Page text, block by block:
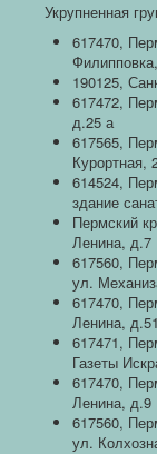
Укрупненная
617470,
190125,
617472,
д.25 а
617565,
Курортная,
614524,
здание
Пермский
Ленина, д.7
617560,
ул.
617470,
Ленина, д.51
617471,
Газеты
617470,
Ленина, д.9
617560,
ул.